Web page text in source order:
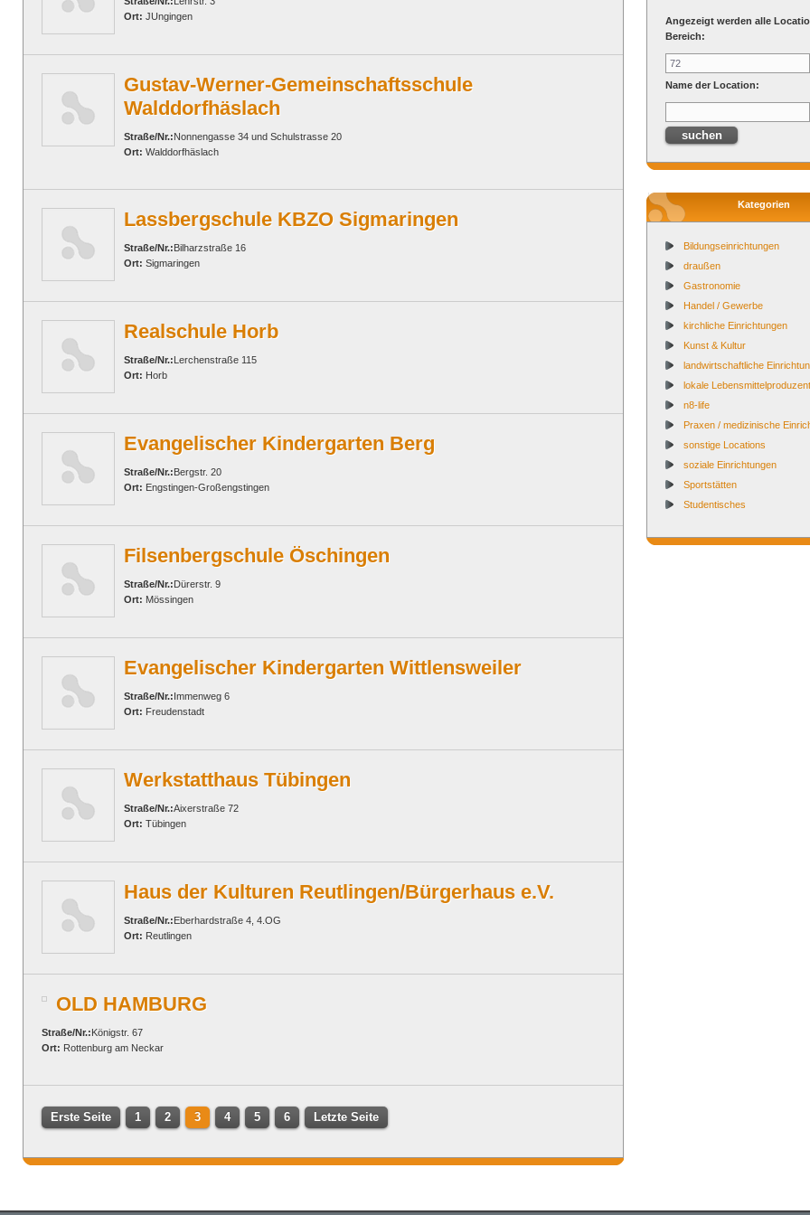
Ort: JUngingen
Gustav-Werner-Gemeinschaftsschule
Walddorfhäslach
Straße/Nr.:Nonnengasse 34 und Schulstrasse 20
Ort: Walddorfhäslach
Lassbergschule KBZO Sigmaringen
Straße/Nr.:Bilharzstraße 16
Ort: Sigmaringen
Realschule Horb
Straße/Nr.:Lerchenstraße 115
Ort: Horb
Evangelischer Kindergarten Berg
Straße/Nr.:Bergstr. 20
Ort: Engstingen-Großengstingen
Filsenbergschule Öschingen
Straße/Nr.:Dürerstr. 9
Ort: Mössingen
Evangelischer Kindergarten Wittlensweiler
Straße/Nr.:Immenweg 6
Ort: Freudenstadt
Werkstatthaus Tübingen
Straße/Nr.:Aixerstraße 72
Ort: Tübingen
Haus der Kulturen Reutlingen/Bürgerhaus e.V.
Straße/Nr.:Eberhardstraße 4, 4.OG
Ort: Reutlingen
OLD HAMBURG
Straße/Nr.:Königstr. 67
Ort: Rottenburg am Neckar
Erste Seite 1 2 3 4 5 6 Letzte Seite
Angezeigt werden alle
Bereich:
Name der Location:
Kategorien
Bildungseinrichtungen
draußen
Gastronomie
Handel / Gewerbe
kirchliche Einrichtungen
Kunst & Kultur
landwirtschaftliche
lokale
n8-life
Praxen / medizinische
sonstige Locations
soziale Einrichtungen
Sportstätten
Studentisches